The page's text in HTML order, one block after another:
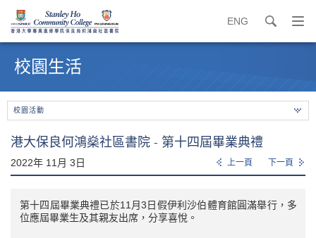
ENG search
打
開
始
校園生活
校園活動
港大保良何鴻燊社區書院 - 第十四屆畢業典禮
2022年 11月 3日 上一頁 下一頁
第十四屆畢業典禮已於11月3日假伊利沙伯體育館圓滿舉行，多
位應屆畢業生及其親友出席，分享喜悅。